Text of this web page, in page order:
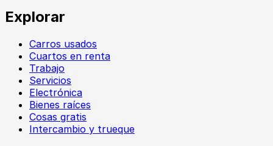
Explorar
Carros usados
Cuartos en renta
Trabajo
Servicios
Electrónica
Bienes raíces
Cosas gratis
Intercambio y trueque